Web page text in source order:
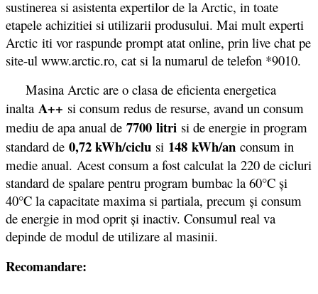
sustinerea si asistenta expertilor de la Arctic, in toate
etapele achizitiei si utilizarii produsului. Mai mult experti
Arctic iti vor raspunde prompt atat online, prin live chat pe
site-ul www.arctic.ro, cat si la numarul de telefon *9010.
Masina Arctic are o clasa de eficienta energetica
inalta A++ si consum redus de resurse, avand un consum
mediu de apa anual de 7700 litri si de energie in program
standard de 0,72 kWh/ciclu si 148 kWh/an consum in
medie anual. Acest consum a fost calculat la 220 de cicluri
standard de spalare pentru program bumbac la 60°C şi
40°C la capacitate maxima si partiala, precum şi consum
de energie in mod oprit şi inactiv. Consumul real va
depinde de modul de utilizare al masinii.
Recomandare: